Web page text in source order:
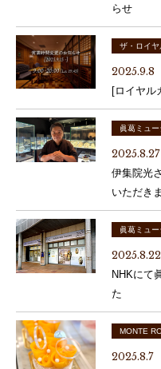
らせ
ザ・ロイ
2025.9.8
[ロイヤ
眞葛ミュー
2025.8.27
伊集院光
いただき
眞葛ミュー
2025.8.22
NHKにて
た
MONTE
2025.8.7